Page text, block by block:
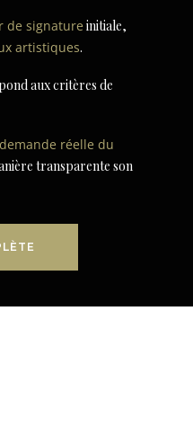
de signature initiale,
artistiques.
aux critères de
demande réelle du
transparente son